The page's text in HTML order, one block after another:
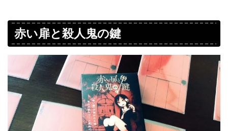
赤い扉と殺人鬼の鍵